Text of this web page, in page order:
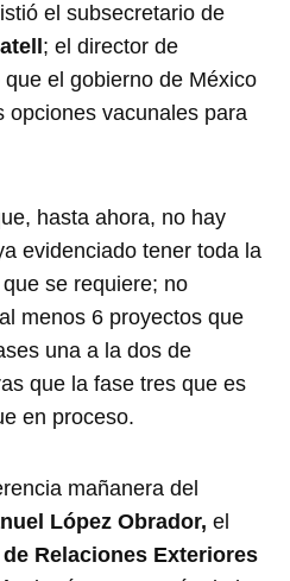
el subsecretario de
; el director de
que el gobierno de México
opciones vacunales para
hasta ahora, no hay
evidenciado tener toda la
se requiere; no
menos 6 proyectos que
una a la dos de
que la fase tres que es
en proceso.
mañanera del
López Obrador, el
Relaciones Exteriores